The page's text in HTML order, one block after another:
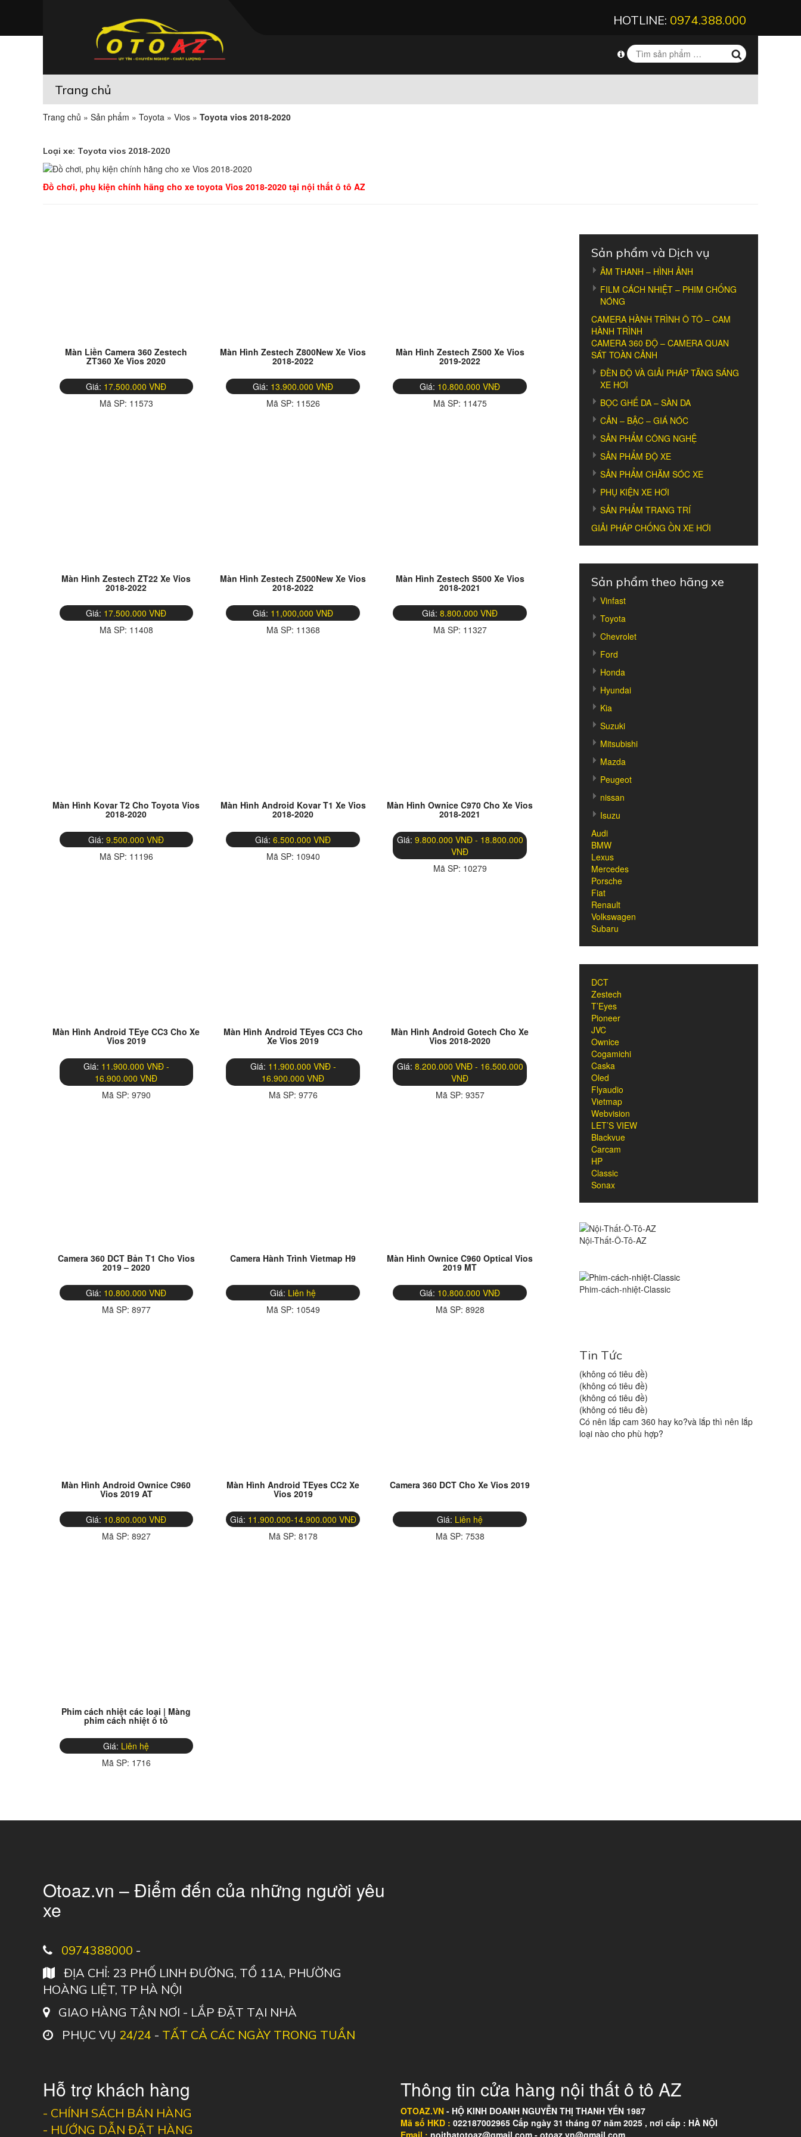
HOTLINE: 0974.388.000
Trang chủ
Trang chủ » Sản phẩm » Toyota » Vios » Toyota vios 2018-2020
Loại xe: Toyota vios 2018-2020
Đồ chơi, phụ kiện chính hãng cho xe toyota Vios 2018-2020 tại nội thất ô tô AZ
Màn Liền Camera 360 Zestech
ZT360 Xe Vios 2020
Giá: 17.500.000 VNĐ
Mã SP: 11573
Màn Hình Zestech Z800New Xe Vios
2018-2022
Giá: 13.900.000 VNĐ
Mã SP: 11526
Màn Hình Zestech Z500 Xe Vios
2019-2022
Giá: 10.800.000 VNĐ
Mã SP: 11475
Màn Hình Zestech ZT22 Xe Vios
2018-2022
Giá: 17.500.000 VNĐ
Mã SP: 11408
Màn Hình Zestech Z500New Xe Vios
2018-2022
Giá: 11,000,000 VNĐ
Mã SP: 11368
Màn Hình Zestech S500 Xe Vios
2018-2021
Giá:8.800.000 VNĐ
Mã SP: 11327
Màn Hình Kovar T2 Cho Toyota Vios
2018-2020
Giá:9.500.000 VNĐ
Mã SP: 11196
Màn Hình Android Kovar T1 Xe Vios
2018-2020
Giá:6.500.000 VNĐ
Mã SP: 10940
Màn Hình Ownice C970 Cho Xe Vios
2018-2021
Giá: 9.800.000 VNĐ - 18.800.000
VNĐ
Mã SP: 10279
Màn Hình Android TEye CC3 Cho Xe
Vios 2019
Giá: 11.900.000 VNĐ -
16.900.000 VNĐ
Mã SP: 9790
Màn Hình Android TEyes CC3 Cho
Xe Vios 2019
Giá: 11.900.000 VNĐ -
16.900.000 VNĐ
Mã SP: 9776
Màn Hình Android Gotech Cho Xe
Vios 2018-2020
Giá: 8.200.000 VNĐ - 16.500.000
VNĐ
Mã SP: 9357
Camera 360 DCT Bản T1 Cho Vios
2019 – 2020
Giá: 10.800.000 VNĐ
Mã SP: 8977
Camera Hành Trình Vietmap H9
Giá: Liên hệ
Mã SP: 10549
Màn Hình Ownice C960 Optical Vios
2019 MT
Giá: 10.800.000 VNĐ
Mã SP: 8928
Màn Hình Android Ownice C960
Vios 2019 AT
Giá: 10.800.000 VNĐ
Mã SP: 8927
Màn Hình Android TEyes CC2 Xe
Vios 2019
Giá: 11.900.000-14.900.000 VNĐ
Mã SP: 8178
Camera 360 DCT Cho Xe Vios 2019
Giá: Liên hệ
Mã SP: 7538
Phim cách nhiệt các loại | Màng
phim cách nhiệt ô tô
Giá: Liên hệ
Mã SP: 1716
Sản phẩm và Dịch vụ
ÂM THANH – HÌNH ẢNH
FILM CÁCH NHIỆT – PHIM CHỐNG
NÓNG
CAMERA HÀNH TRÌNH Ô TÔ – CAM
HÀNH TRÌNH
CAMERA 360 ĐỘ – CAMERA QUAN
SÁT TOÀN CẢNH
ĐÈN ĐỘ VÀ GIẢI PHÁP TĂNG SÁNG
XE HƠI
BỌC GHẾ DA – SÀN DA
CẢN – BẬC – GIÁ NÓC
SẢN PHẨM CÔNG NGHỆ
SẢN PHẨM ĐỘ XE
SẢN PHẨM CHĂM SÓC XE
PHỤ KIỆN XE HƠI
SẢN PHẨM TRANG TRÍ
GIẢI PHÁP CHỐNG ỒN XE HƠI
Sản phẩm theo hãng xe
Vinfast
Toyota
Chevrolet
Ford
Honda
Hyundai
Kia
Suzuki
Mitsubishi
Mazda
Peugeot
nissan
Isuzu
Audi
BMW
Lexus
Mercedes
Porsche
Fiat
Renault
Volkswagen
Subaru
DCT
Zestech
T’Eyes
Pioneer
JVC
Ownice
Cogamichi
Caska
Oled
Flyaudio
Vietmap
Webvision
LET’S VIEW
Blackvue
Carcam
HP
Classic
Sonax
Nội-Thất-Ô-Tô-AZ
Phim-cách-nhiệt-Classic
Tin Tức
(không có tiêu đề)
(không có tiêu đề)
(không có tiêu đề)
(không có tiêu đề)
Có nên lắp cam 360 hay ko?và lắp thì nên lắp
loại nào cho phù hợp?
Otoaz.vn – Điểm đến của những người yêu
xe
0974388000 -
ĐỊA CHỈ: 23 PHỐ LINH ĐƯỜNG, TỔ 11A, PHƯỜNG
HOÀNG LIỆT, TP HÀ NỘI
GIAO HÀNG TẬN NƠI - LẮP ĐẶT TẠI NHÀ
PHỤC VỤ 24/24 - TẤT CẢ CÁC NGÀY TRONG TUẦN
Hỗ trợ khách hàng
- CHÍNH SÁCH BÁN HÀNG
- HƯỚNG DẪN ĐẶT HÀNG
Thông tin cửa hàng nội thất ô tô AZ
OTOAZ.VN - HỘ KINH DOANH NGUYỄN THỊ THANH YẾN 1987
Mã số HKD : 022187002965 Cấp ngày 31 tháng 07 năm 2025 , nơi cấp : HÀ NỘI